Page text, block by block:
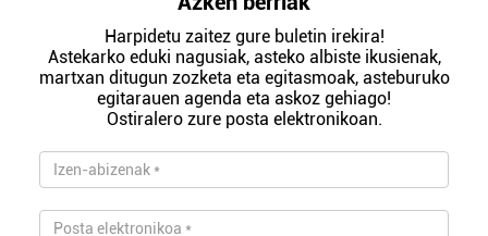
Harpidetu zaitez gure buletin irekira!
Astekarko eduki nagusiak, asteko albiste ikusienak,
martxan ditugun zozketa eta egitasmoak, asteburuko
egitarauen agenda eta askoz gehiago!
Ostiralero zure posta elektronikoan.